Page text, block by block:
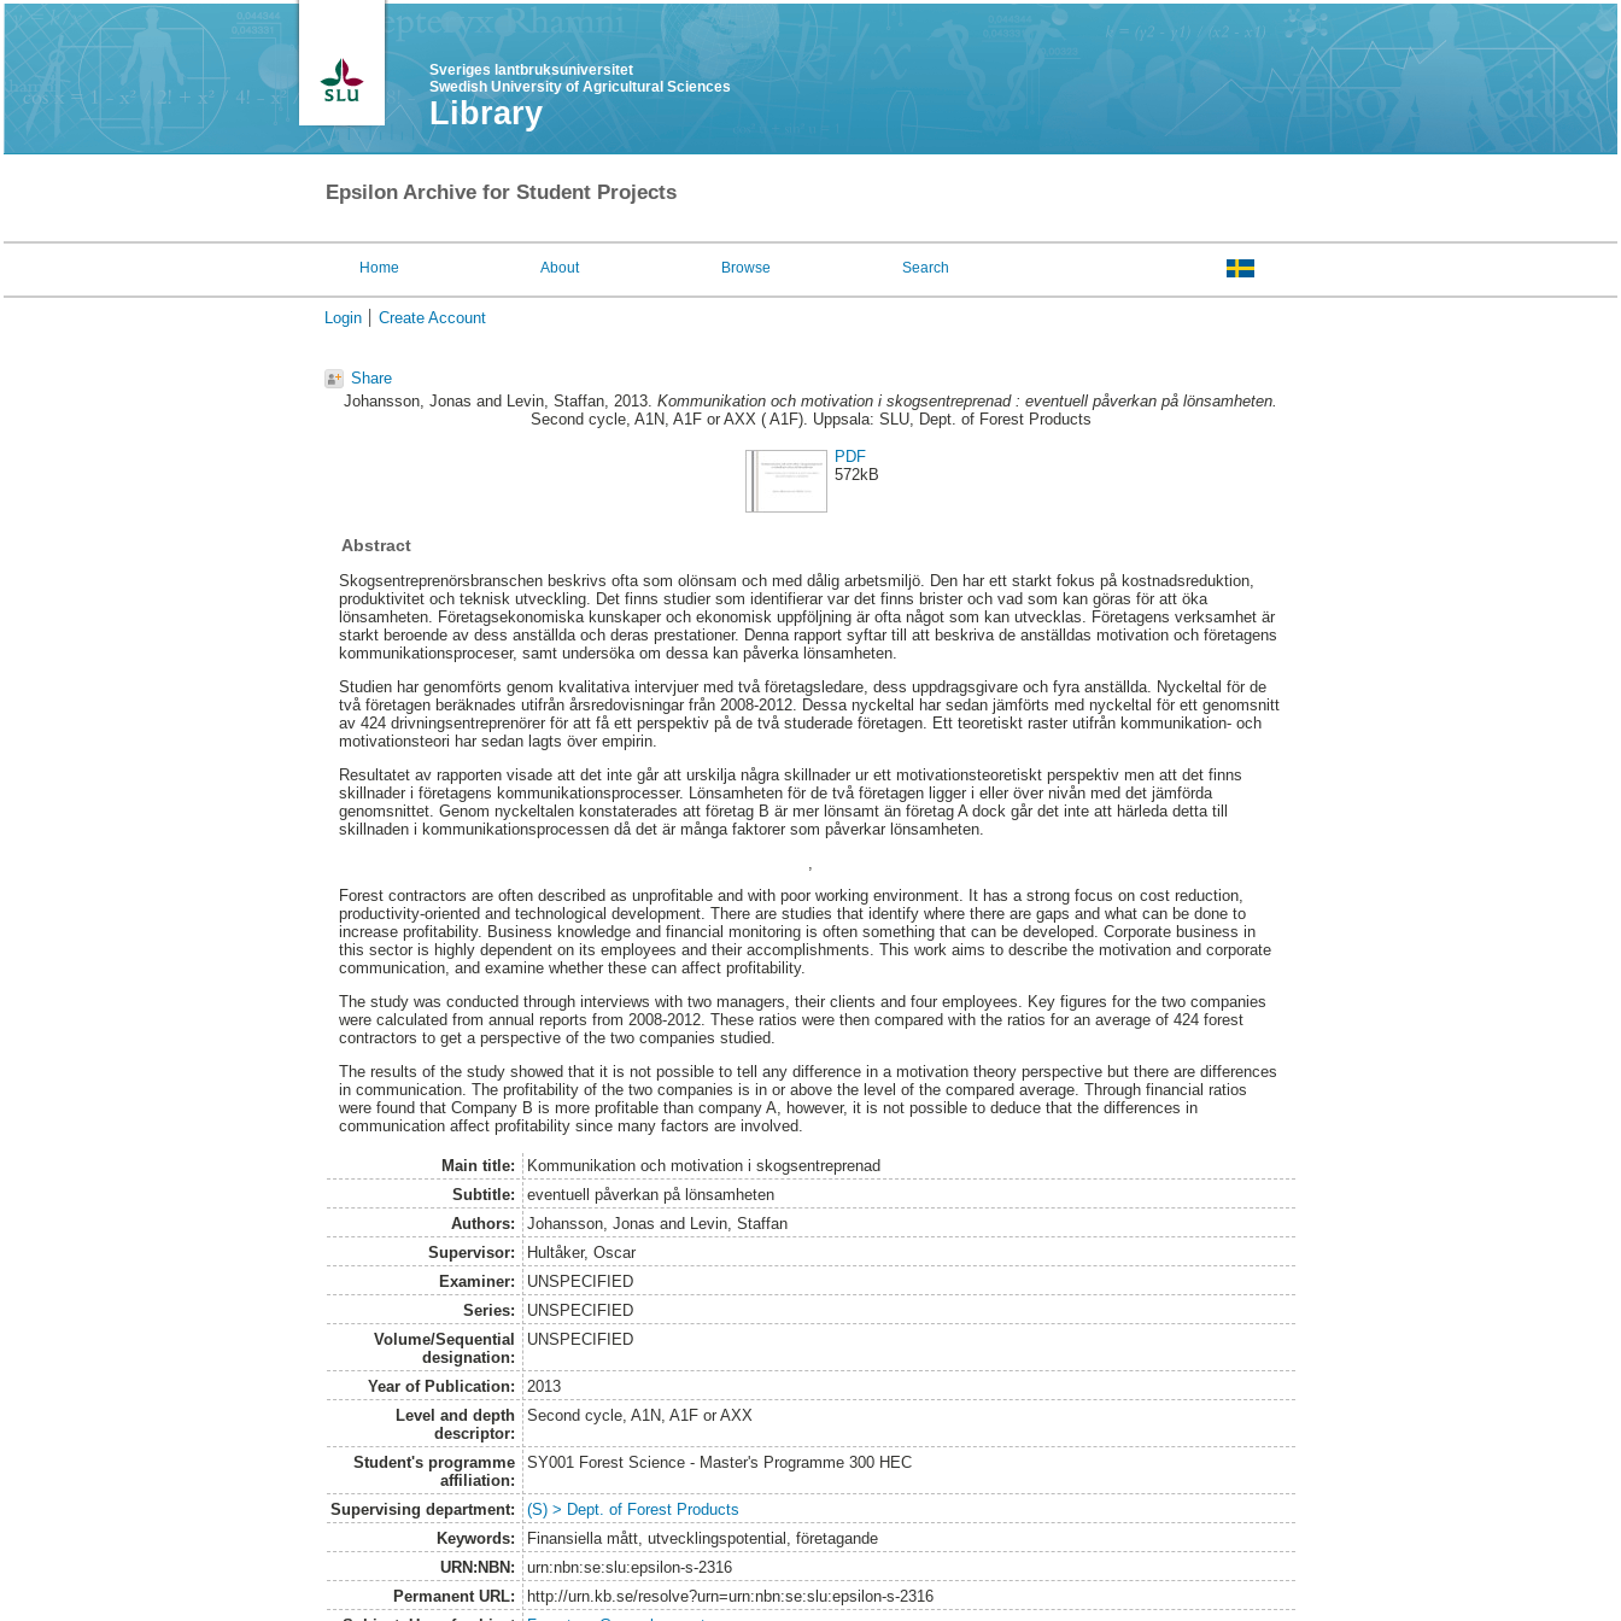
Sveriges lantbruksuniversitet
Swedish University of Agricultural Sciences
Library
Epsilon Archive for Student Projects
Home About Browse Search
Login Create Account
Share
Johansson, Jonas and Levin, Staffan, 2013. Kommunikation och motivation i skogsentreprenad : eventuell påverkan på lönsamheten.
Second cycle, A1N, A1F or AXX ( A1F). Uppsala: SLU, Dept. of Forest Products
PDF
572kB
Abstract
Skogsentreprenörsbranschen beskrivs ofta som olönsam och med dålig arbetsmiljö. Den har ett starkt fokus på kostnadsreduktion,
produktivitet och teknisk utveckling. Det finns studier som identifierar var det finns brister och vad som kan göras för att öka
lönsamheten. Företagsekonomiska kunskaper och ekonomisk uppföljning är ofta något som kan utvecklas. Företagens verksamhet är
starkt beroende av dess anställda och deras prestationer. Denna rapport syftar till att beskriva de anställdas motivation och företagens
kommunikationsproceser, samt undersöka om dessa kan påverka lönsamheten.
Studien har genomförts genom kvalitativa intervjuer med två företagsledare, dess uppdragsgivare och fyra anställda. Nyckeltal för de
två företagen beräknades utifrån årsredovisningar från 2008-2012. Dessa nyckeltal har sedan jämförts med nyckeltal för ett genomsnitt
av 424 drivningsentreprenörer för att få ett perspektiv på de två studerade företagen. Ett teoretiskt raster utifrån kommunikation- och
motivationsteori har sedan lagts över empirin.
Resultatet av rapporten visade att det inte går att urskilja några skillnader ur ett motivationsteoretiskt perspektiv men att det finns
skillnader i företagens kommunikationsprocesser. Lönsamheten för de två företagen ligger i eller över nivån med det jämförda
genomsnittet. Genom nyckeltalen konstaterades att företag B är mer lönsamt än företag A dock går det inte att härleda detta till
skillnaden i kommunikationsprocessen då det är många faktorer som påverkar lönsamheten.
Forest contractors are often described as unprofitable and with poor working environment. It has a strong focus on cost reduction,
productivity-oriented and technological development. There are studies that identify where there are gaps and what can be done to
increase profitability. Business knowledge and financial monitoring is often something that can be developed. Corporate business in
this sector is highly dependent on its employees and their accomplishments. This work aims to describe the motivation and corporate
communication, and examine whether these can affect profitability.
The study was conducted through interviews with two managers, their clients and four employees. Key figures for the two companies
were calculated from annual reports from 2008-2012. These ratios were then compared with the ratios for an average of 424 forest
contractors to get a perspective of the two companies studied.
The results of the study showed that it is not possible to tell any difference in a motivation theory perspective but there are differences
in communication. The profitability of the two companies is in or above the level of the compared average. Through financial ratios
were found that Company B is more profitable than company A, however, it is not possible to deduce that the differences in
communication affect profitability since many factors are involved.
Main title:
Kommunikation och motivation i skogsentreprenad
Subtitle:
eventuell påverkan på lönsamheten
Authors:
Johansson, Jonas and Levin, Staffan
Supervisor:
Hultåker, Oscar
Examiner:
UNSPECIFIED
Series:
UNSPECIFIED
Volume/Sequential
designation:
UNSPECIFIED
Year of Publication:
2013
Level and depth
descriptor:
Second cycle, A1N, A1F or AXX
Student's programme
affiliation:
SY001 Forest Science - Master's Programme 300 HEC
Supervising department:
(S) > Dept. of Forest Products
Keywords:
Finansiella mått, utvecklingspotential, företagande
URN:NBN:
urn:nbn:se:slu:epsilon-s-2316
Permanent URL:
http://urn.kb.se/resolve?urn=urn:nbn:se:slu:epsilon-s-2316